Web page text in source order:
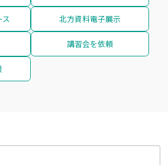
ス 北方資料電子展示
講習会を依頼